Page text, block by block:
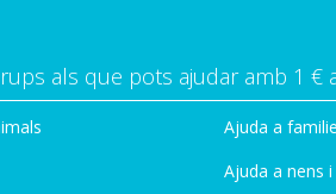
als que pots ajudar amb 1 €
Ajuda a
Ajuda a nens